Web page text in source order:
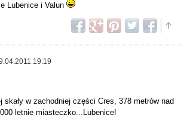
Lubenice i Valun
19:19
skały w zachodniej części Cres, 378 metrów nad
letnie miasteczko...Lubenice!